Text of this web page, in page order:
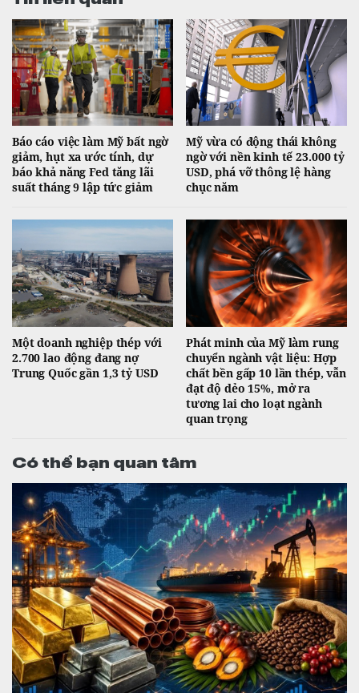
Báo cáo việc làm Mỹ bất ngờ
giảm, hụt xa ước tính, dự
báo khả năng Fed tăng lãi
suất tháng 9 lập tức giảm
Mỹ vừa có động thái không
ngờ với nền kinh tế 23.000 tỷ
USD, phá vỡ thông lệ hàng
chục năm
Một doanh nghiệp thép với
2.700 lao động đang nợ
Trung Quốc gần 1,3 tỷ USD
Phát minh của Mỹ làm rung
chuyển ngành vật liệu: Hợp
chất bền gấp 10 lần thép, vẫn
đạt độ dẻo 15%, mở ra
tương lai cho loạt ngành
quan trọng
Có thể bạn quan tâm